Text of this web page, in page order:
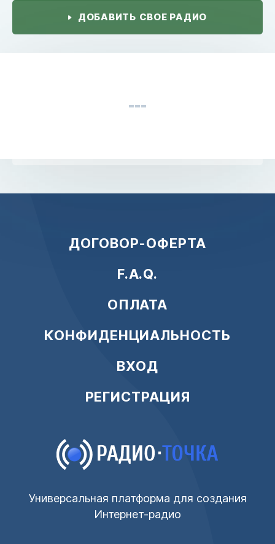
ДОБАВИТЬ СВОЕ РАДИО
ДОГОВОР-ОФЕРТА
F.A.Q.
ОПЛАТА
КОНФИДЕНЦИАЛЬНОСТЬ
ВХОД
РЕГИСТРАЦИЯ
Универсальная платформа для создания
Интернет-радио